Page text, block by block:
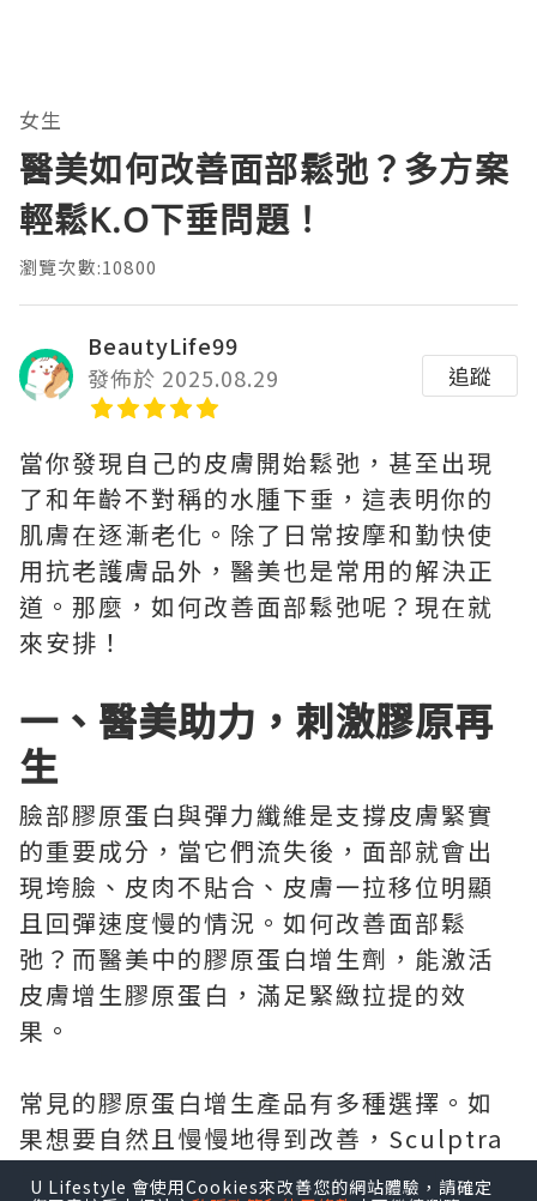
女生
醫美如何改善面部鬆弛？多方案
輕鬆K.O下垂問題！
瀏覽次數:10800
BeautyLife99
發佈於 2025.08.29
追蹤
當你發現自己的皮膚開始鬆弛，甚至出現
了和年齡不對稱的水腫下垂，這表明你的
肌膚在逐漸老化。除了日常按摩和勤快使
用抗老護膚品外，醫美也是常用的解決正
道。那麼，如何改善面部鬆弛呢？現在就
來安排！
一、醫美助力，刺激膠原再
生
臉部膠原蛋白與彈力纖維是支撐皮膚緊實
的重要成分，當它們流失後，面部就會出
現垮臉、皮肉不貼合、皮膚一拉移位明顯
且回彈速度慢的情況。如何改善面部鬆
弛？而醫美中的膠原蛋白增生劑，能激活
皮膚增生膠原蛋白，滿足緊緻拉提的效
果。
常見的膠原蛋白增生產品有多種選擇。如
果想要自然且慢慢地得到改善，Sculptra
是不錯的選擇，它含有聚左旋乳酸PLLA，
U Lifestyle 會使用Cookies來改善您的網站體驗，請確定